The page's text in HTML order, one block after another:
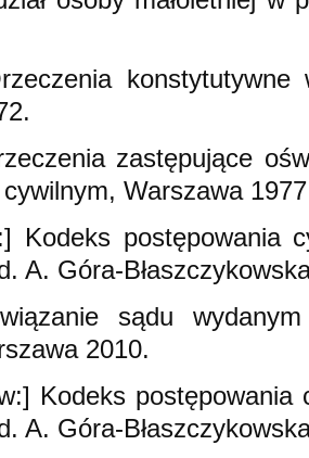
konstytutywne
zastępujące
Warszawa
Kodeks postępowania
A. Góra-
sądu
2010.
Kodeks postępowania
A. Góra-